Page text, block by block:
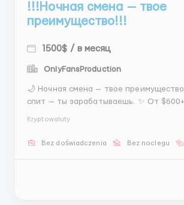
!!!Ночная смена — твое
преимущество!!!
1500$ / в месяц
OnlyFansProduction
🌙 Ночная смена — твое преимущество Пока мир
спит — ты зарабатываешь. ✨ От $600+ 🌌 Смена с
Telegram: @MariaLiHR ...
Kryptowaluty
Bez doświadczenia Bez noclegu